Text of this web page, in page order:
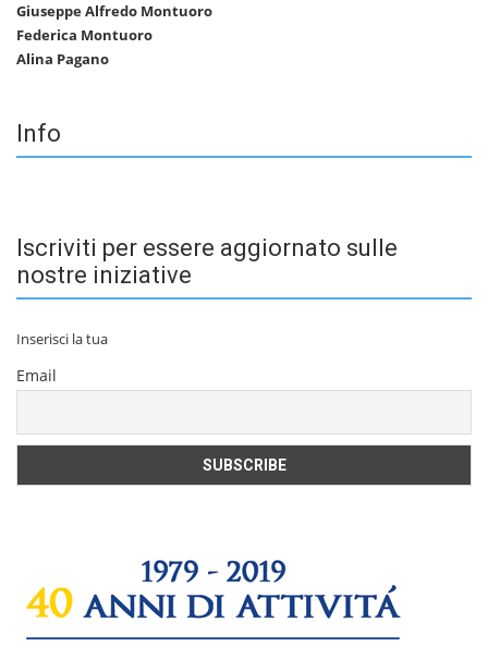
Giuseppe Alfredo Montuoro
Federica Montuoro
Alina Pagano
Info
Iscriviti per essere aggiornato sulle
nostre iniziative
Inserisci la tua
Email